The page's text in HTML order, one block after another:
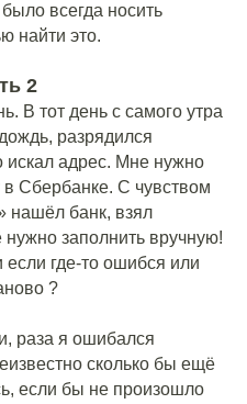
всегда носить
найти это.
2
В тот день с самого утра
разрядился
искал адрес. Мне нужно
Сбербанке. С чувством
нашёл банк, взял
заполнить вручную!
если где-то ошибся или
?
раза я ошибался
сколько бы ещё
если бы не произошло